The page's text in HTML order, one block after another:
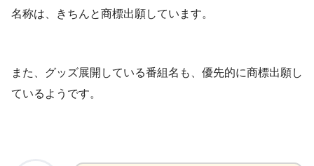
名称は、きちんと商標出願しています。
また、グッズ展開している番組名も、優先的に商標出願し
ているようです。